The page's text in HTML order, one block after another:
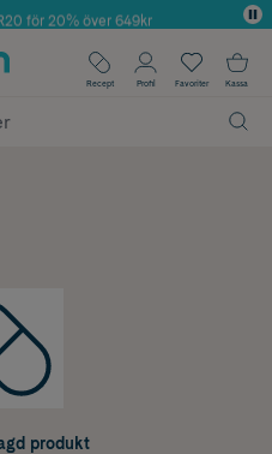
inom Skönhet
för 20% över 649kr
alla köp*
Recept Profil Favoriter Kassa
produkt